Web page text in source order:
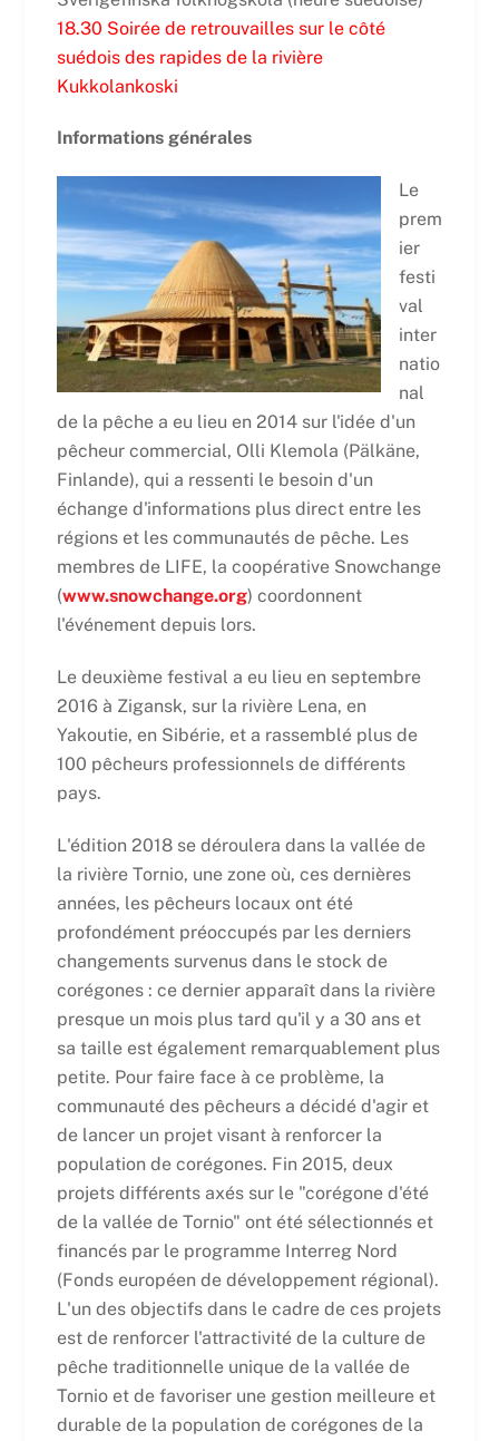
18.30 Soirée de retrouvailles sur le côté
suédois des rapides de la rivière
Kukkolankoski
Informations générales
Le
prem
ier
festi
val
inter
natio
nal
de la pêche a eu lieu en 2014 sur l'idée d'un
pêcheur commercial, Olli Klemola (Pälkäne,
Finlande), qui a ressenti le besoin d'un
échange d'informations plus direct entre les
régions et les communautés de pêche. Les
membres de LIFE, la coopérative Snowchange
(www.snowchange.org) coordonnent
l'événement depuis lors.
Le deuxième festival a eu lieu en septembre
2016 à Zigansk, sur la rivière Lena, en
Yakoutie, en Sibérie, et a rassemblé plus de
100 pêcheurs professionnels de différents
pays.
L'édition 2018 se déroulera dans la vallée de
la rivière Tornio, une zone où, ces dernières
années, les pêcheurs locaux ont été
profondément préoccupés par les derniers
changements survenus dans le stock de
corégones : ce dernier apparaît dans la rivière
presque un mois plus tard qu'il y a 30 ans et
sa taille est également remarquablement plus
petite. Pour faire face à ce problème, la
communauté des pêcheurs a décidé d'agir et
de lancer un projet visant à renforcer la
population de corégones. Fin 2015, deux
projets différents axés sur le "corégone d'été
de la vallée de Tornio" ont été sélectionnés et
financés par le programme Interreg Nord
(Fonds européen de développement régional).
L'un des objectifs dans le cadre de ces projets
est de renforcer l'attractivité de la culture de
pêche traditionnelle unique de la vallée de
Tornio et de favoriser une gestion meilleure et
durable de la population de corégones de la